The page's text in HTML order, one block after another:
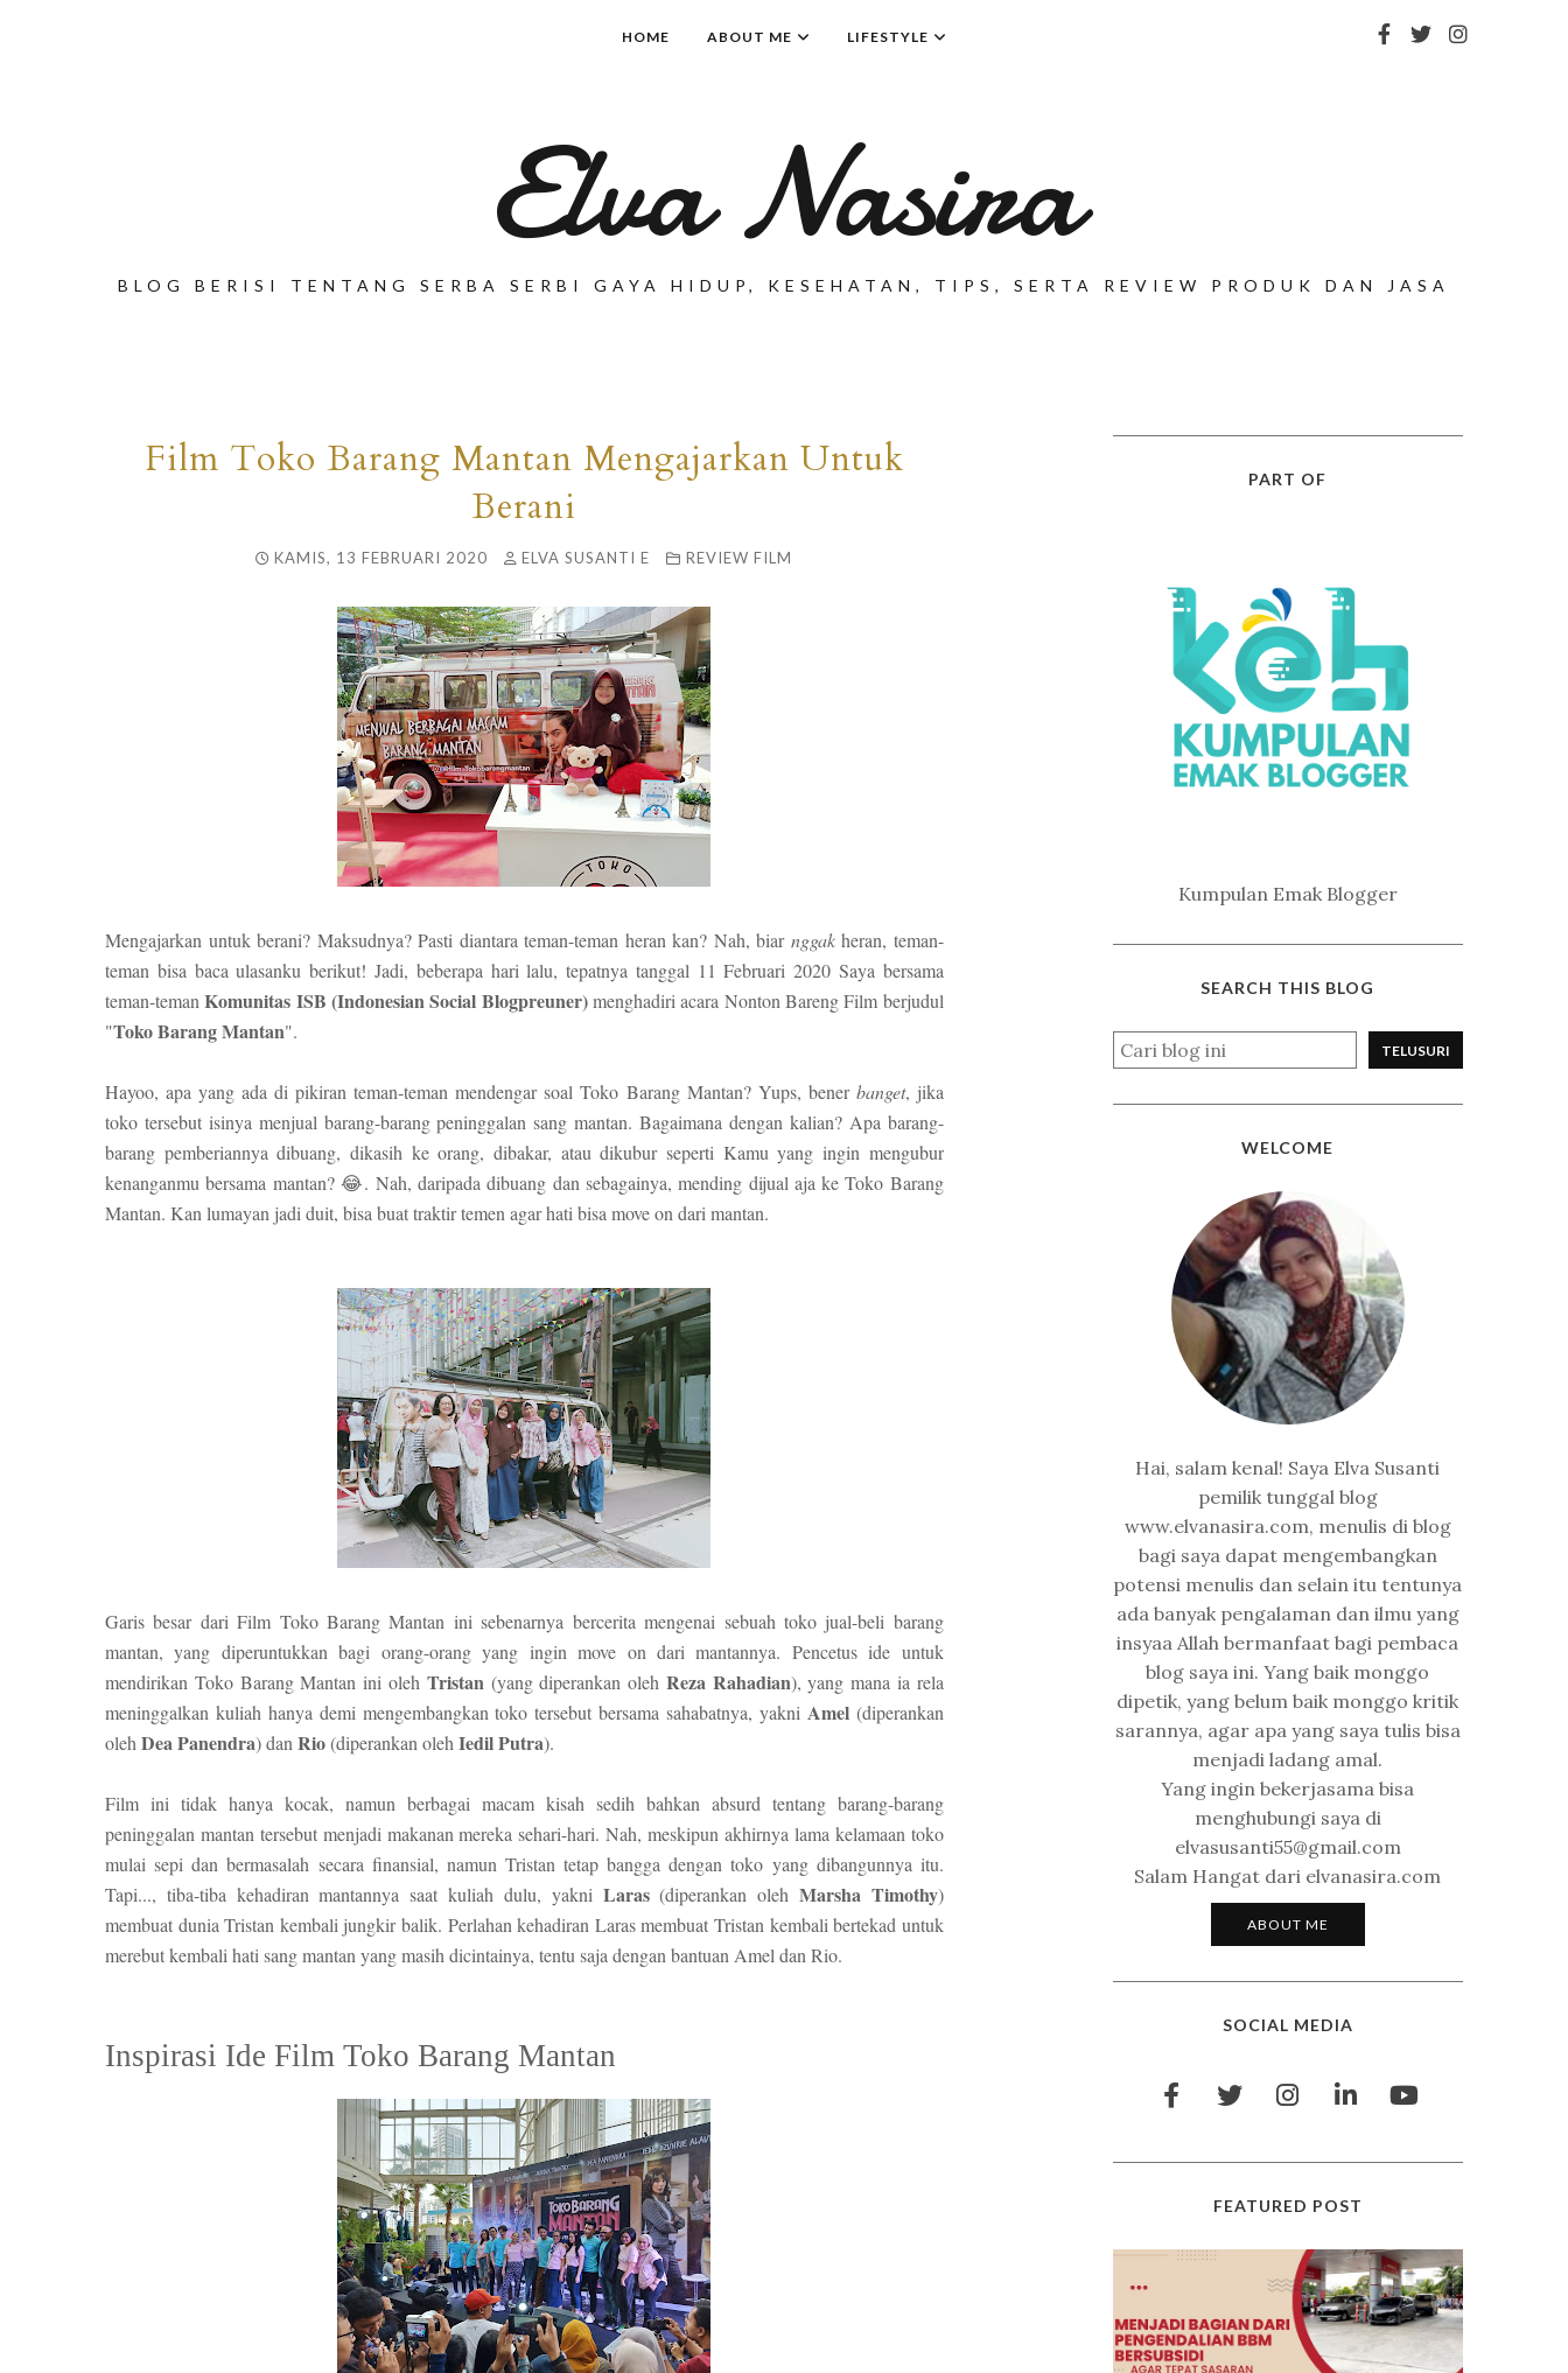
HOME ABOUT ME LIFESTYLE
Elva Nasira
BLOG BERISI TENTANG SERBA SERBI GAYA HIDUP, KESEHATAN, TIPS, SERTA REVIEW PRODUK DAN JASA
Film Toko Barang Mantan Mengajarkan Untuk
Berani
KAMIS, 13 FEBRUARI 2020 ELVA SUSANTI E REVIEW FILM
Mengajarkan untuk berani? Maksudnya? Pasti diantara teman-teman heran kan? Nah, biar nggakheran, teman-
teman bisa baca ulasanku berikut! Jadi, beberapa hari lalu, tepatnya tanggal 11 Februari 2020 Saya bersama
teman-temanKomunitas ISB (Indonesian Social Blogpreuner)menghadiri acara Nonton Bareng Film berjudul
"Toko Barang Mantan".
Hayoo, apa yang ada di pikiran teman-teman mendengar soal Toko Barang Mantan? Yups, bener banget, jika
toko tersebut isinya menjual barang-barang peninggalan sang mantan. Bagaimana dengan kalian? Apa barang-
barang pemberiannya dibuang, dikasih ke orang, dibakar, atau dikubur seperti Kamu yang ingin mengubur
kenanganmu bersama mantan? 😂. Nah, daripada dibuang dan sebagainya, mending dijual aja ke Toko Barang
Mantan. Kan lumayan jadi duit, bisa buat traktir temen agar hati bisa move on dari mantan.
Garis besar dari Film Toko Barang Mantan ini sebenarnya bercerita mengenai sebuah toko jual-beli barang
mantan, yang diperuntukkan bagi orang-orang yang ingin move on dari mantannya. Pencetus ide untuk
mendirikan Toko Barang Mantan ini oleh Tristan (yang diperankan oleh Reza Rahadian), yang mana ia rela
meninggalkan kuliah hanya demi mengembangkan toko tersebut bersama sahabatnya, yakni Amel(diperankan
oleh Dea Panendra) dan Rio(diperankan oleh Iedil Putra).
Film ini tidak hanya kocak, namun berbagai macam kisah sedih bahkan absurd tentang barang-barang
peninggalan mantan tersebut menjadi makanan mereka sehari-hari. Nah, meskipun akhirnya lama kelamaan toko
mulai sepi dan bermasalah secara finansial, namun Tristan tetap bangga dengan toko yang dibangunnya itu.
Tapi..., tiba-tiba kehadiran mantannya saat kuliah dulu, yakni Laras(diperankan oleh Marsha Timothy)
membuat dunia Tristan kembali jungkir balik. Perlahan kehadiran Laras membuat Tristan kembali bertekad untuk
merebut kembali hati sang mantan yang masih dicintainya, tentu saja dengan bantuan Amel dan Rio.
Inspirasi Ide Film Toko Barang Mantan
PART OF
Kumpulan Emak Blogger
SEARCH THIS BLOG
WELCOME
Hai, salam kenal! Saya Elva Susanti
pemilik tunggal blog
www.elvanasira.com, menulis di blog
bagi saya dapat mengembangkan
potensi menulis dan selain itu tentunya
ada banyak pengalaman dan ilmu yang
insyaa Allah bermanfaat bagi pembaca
blog saya ini. Yang baik monggo
dipetik, yang belum baik monggo kritik
sarannya, agar apa yang saya tulis bisa
menjadi ladang amal.
Yang ingin bekerjasama bisa
menghubungi saya di
elvasusanti55@gmail.com
Salam Hangat dari elvanasira.com
ABOUT ME
SOCIAL MEDIA
FEATURED POST